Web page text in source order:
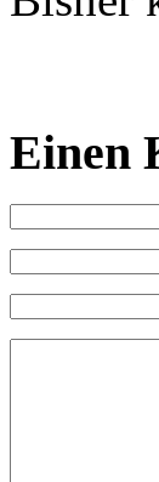
Einen